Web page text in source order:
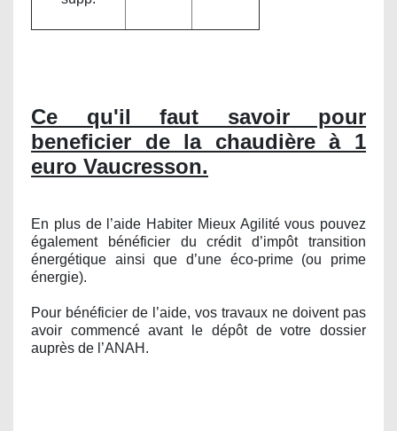
Ce qu'il faut savoir pour
beneficier de la chaudière à 1
euro Vaucresson.
En plus de l’aide Habiter Mieux Agilité vous pouvez
également bénéficier du crédit d’impôt transition
énergétique ainsi que d’une éco-prime (ou prime
énergie).
Pour bénéficier de l’aide, vos travaux ne doivent pas
avoir commencé avant le dépôt de votre dossier
auprès de l’ANAH.